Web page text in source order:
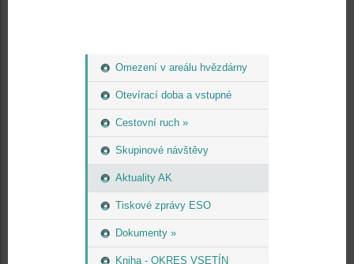
Omezení v areálu hvězdárny
Otevírací doba a vstupné
Cestovní ruch »
Skupinové návštěvy
Aktuality AK
Tiskové zprávy ESO
Dokumenty »
Kniha - OKRES VSETÍN